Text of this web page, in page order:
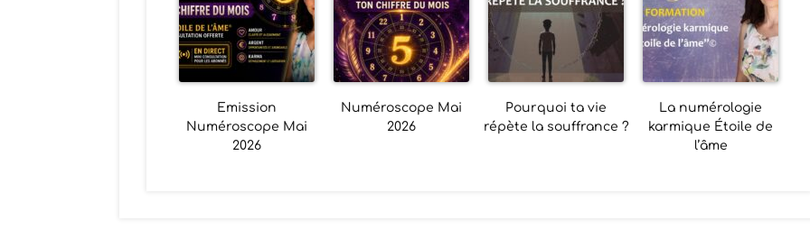
Emission
Numéroscope Mai
2026
Numéroscope Mai
2026
Pourquoi ta vie
répète la souffrance ?
La numérologie
karmique Étoile de
l’âme